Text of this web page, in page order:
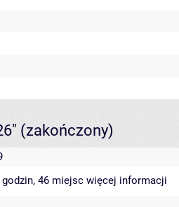
(zakończony)
godzin, 46 miejsc więcej informacji